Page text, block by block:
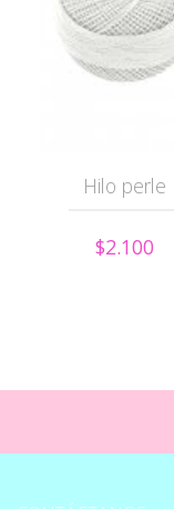
Hilo perle
$2.100